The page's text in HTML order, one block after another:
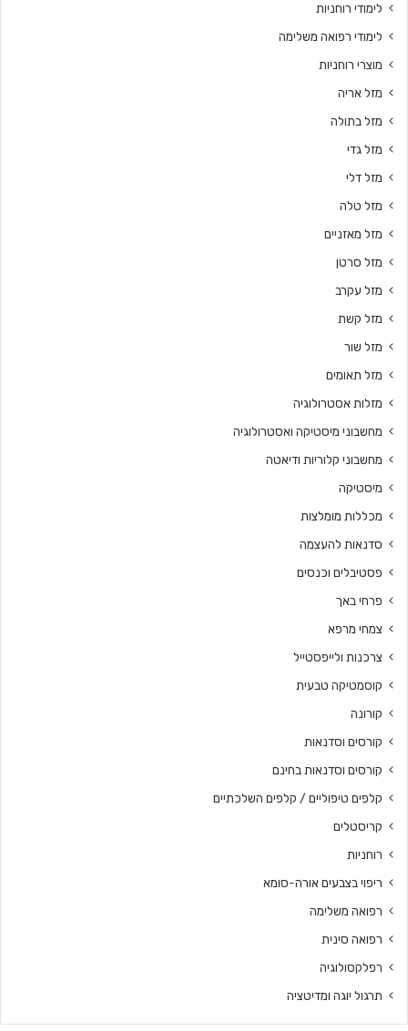
לימודי רוחניות
לימודי רפואה משלימה
מוצרי רוחניות
מזל אריה
מזל בתולה
מזל גדי
מזל דלי
מזל טלה
מזל מאזניים
מזל סרטן
מזל עקרב
מזל קשת
מזל שור
מזל תאומים
מזלות אסטרולוגיה
מחשבוני מיסטיקה ואסטרולוגיה
מחשבוני קלוריות ודיאטה
מיסטיקה
מכללות מומלצות
סדנאות להעצמה
פסטיבלים וכנסים
פרחי באך
צמחי מרפא
צרכנות ולייפסטייל
קוסמטיקה טבעית
קורונה
קורסים וסדנאות
קורסים וסדנאות בחינם
קלפים טיפוליים / קלפים השלכתיים
קריסטלים
רוחניות
ריפוי בצבעים אורה-סומא
רפואה משלימה
רפואה סינית
רפלקסולוגיה
תרגול יוגה ומדיטציה